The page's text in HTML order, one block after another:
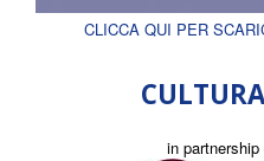
CLICCA QUI PER
in